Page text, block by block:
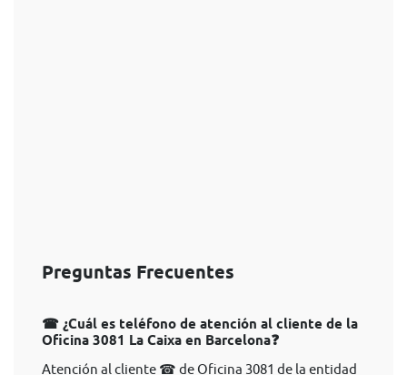
Preguntas Frecuentes
☎ ¿Cuál es teléfono de atención al cliente de la
Oficina 3081 La Caixa en Barcelona❓
Atención al cliente ☎ de Oficina 3081 de la entidad